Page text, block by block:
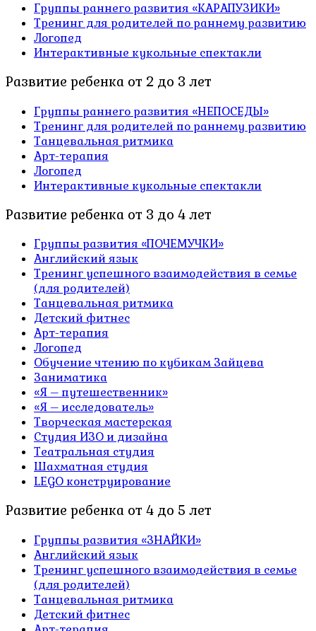
Группы раннего развития «КАРАПУЗИКИ»
Тренинг для родителей по раннему развитию
Логопед
Интерактивные кукольные спектакли
Развитие ребенка от 2 до 3 лет
Группы раннего развития «НЕПОСЕДЫ»
Тренинг для родителей по раннему развитию
Танцевальная ритмика
Арт-терапия
Логопед
Интерактивные кукольные спектакли
Развитие ребенка от 3 до 4 лет
Группы развития «ПОЧЕМУЧКИ»
Английский язык
Тренинг успешного взаимодействия в семье
(для родителей)
Танцевальная ритмика
Детский фитнес
Арт-терапия
Логопед
Обучение чтению по кубикам Зайцева
Заниматика
«Я – путешественник»
«Я – исследователь»
Творческая мастерская
Студия ИЗО и дизайна
Театральная студия
Шахматная студия
LEGO конструирование
Развитие ребенка от 4 до 5 лет
Группы развития «ЗНАЙКИ»
Английский язык
Тренинг успешного взаимодействия в семье
(для родителей)
Танцевальная ритмика
Детский фитнес